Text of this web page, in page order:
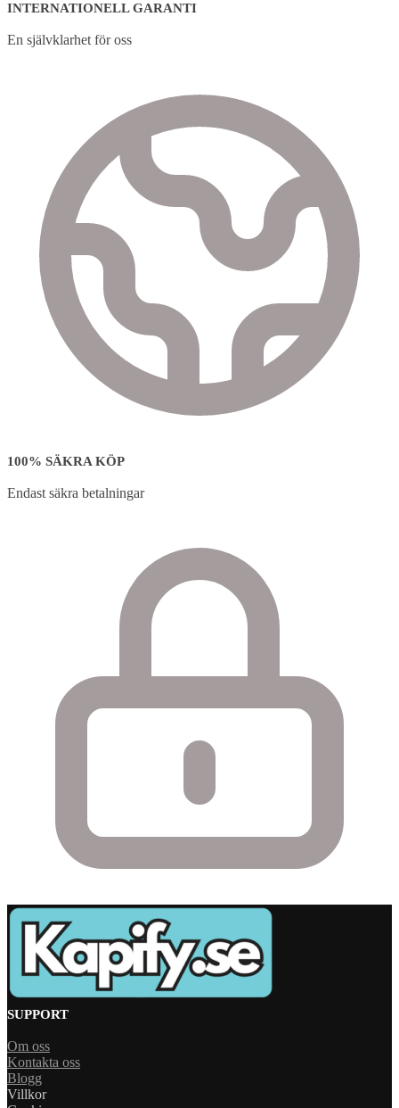
INTERNATIONELL GARANTI
En självklarhet för oss
100% SÄKRA KÖP
Endast säkra betalningar
SUPPORT
Om oss
Kontakta oss
Blogg
Villkor